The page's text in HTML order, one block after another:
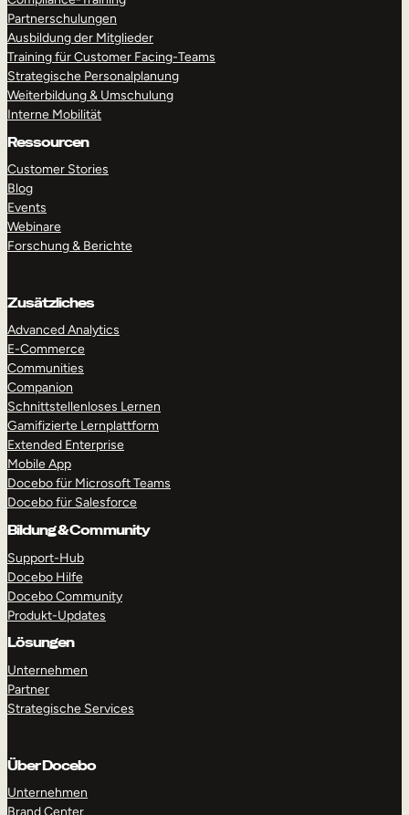
Partnerschulungen
Ausbildung der Mitglieder
Training für Customer Facing-Teams
Strategische Personalplanung
Weiterbildung & Umschulung
Interne Mobilität
Ressourcen
Customer Stories
Blog
Events
Webinare
Forschung & Berichte
Zusätzliches
Advanced Analytics
E-Commerce
Communities
Companion
Schnittstellenloses Lernen
Gamifizierte Lernplattform
Extended Enterprise
Mobile App
Docebo für Microsoft Teams
Docebo für Salesforce
Bildung & Community
Support-Hub
Docebo Hilfe
Docebo Community
Produkt-Updates
Lösungen
Unternehmen
Partner
Strategische Services
Über Docebo
Unternehmen